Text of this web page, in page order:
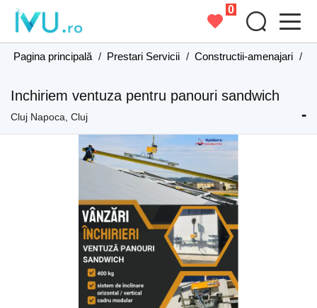
0
Pagina principală / Prestari Servicii / Constructii-amenajari /
Inchiriem ventuza pentru panouri sandwich
Cluj Napoca, Cluj -